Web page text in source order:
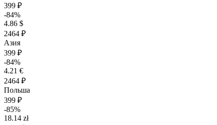
399 ₽
-84%
4.86 $
2464 ₽
Азия
399 ₽
-84%
4.21 €
2464 ₽
Польша
399 ₽
-85%
18.14 zł